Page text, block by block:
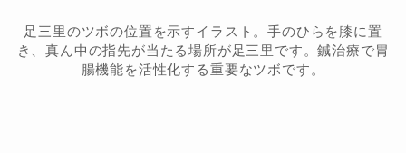
足三里のツボの位置を示すイラスト。手のひらを膝に置
き、真ん中の指先が当たる場所が足三里です。鍼治療で胃
腸機能を活性化する重要なツボです。